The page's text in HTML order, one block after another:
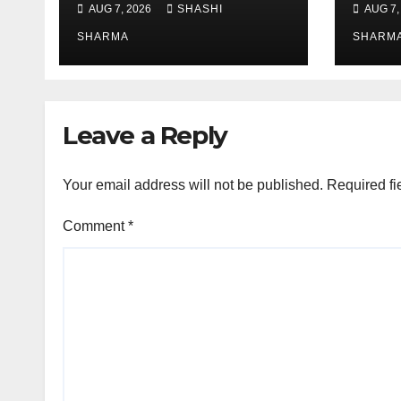
गंतव्य की ओर हुए रवाना
AUG 7, 2026 SHASHI
SHARMA
भ्रमण,
लिया
AUG
Leave a Reply
Your email address will not be published. Required
Comment*